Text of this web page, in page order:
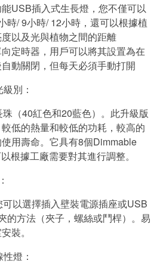
USB插入式生長燈，您不僅可以
時/ 9小時/ 12小時，還可以根據植
以及光與植物之間的距離
定時器，用戶可以將其設置為在
動關閉，但每天必須手動打開
別：
（40紅色和20藍色）。此升級版
低的熱量和較低的功耗，較高的
用壽命。它具有8個Dimmable
根據工廠需要對其進行調整。
以選擇插入壁裝電源插座或USB
的方法（夾子，螺絲或鬥桿）。易
裝。
燈：